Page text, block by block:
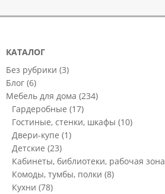
КАТАЛОГ
Без рубрики (3)
Блог (6)
Мебель для дома (234)
Гардеробные (17)
Гостиные, стенки, шкафы (10)
Двери-купе (1)
Детские (23)
Кабинеты, библиотеки, рабочая зона
Комоды, тумбы, полки (8)
Кухни (78)